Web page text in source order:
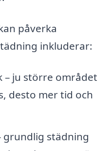
påverka
inkluderar:
– ju större området
desto mer tid och
grundlig städning